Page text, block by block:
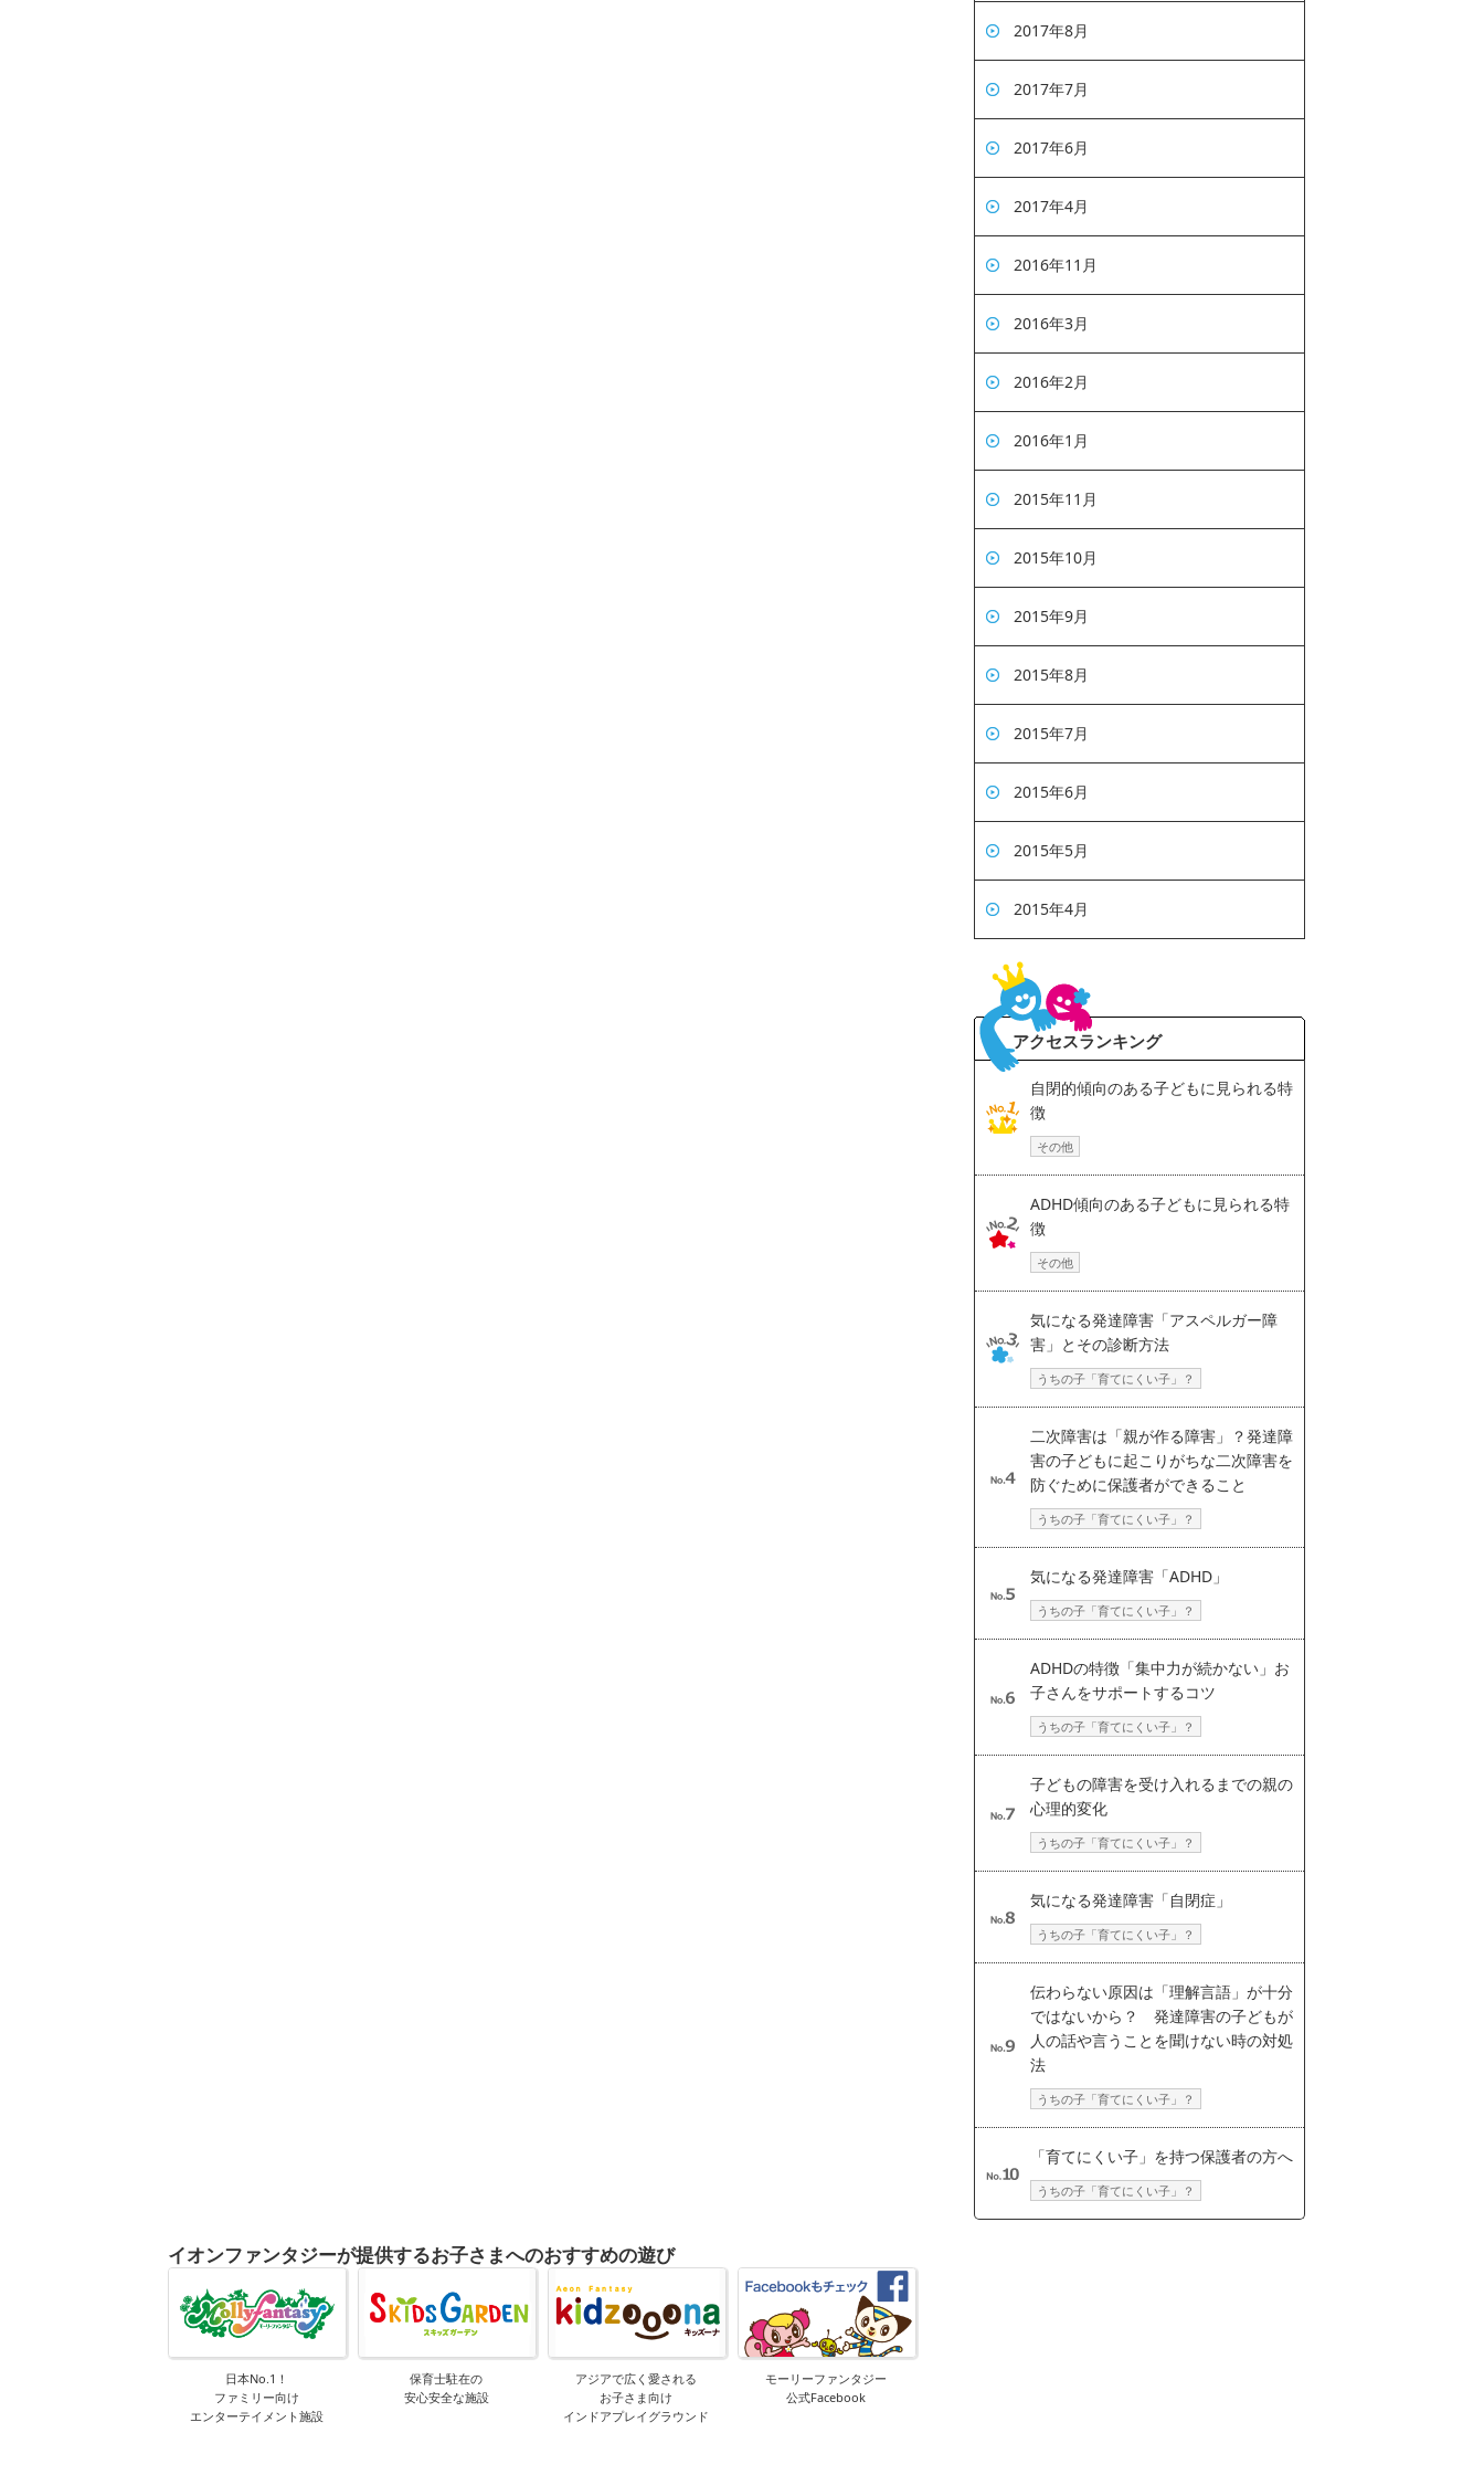
2017年8月
2017年7月
2017年6月
2017年4月
2016年11月
2016年3月
2016年2月
2016年1月
2015年11月
2015年10月
2015年9月
2015年8月
2015年7月
2015年6月
2015年5月
2015年4月
アクセスランキング
自閉的傾向のある子どもに見られる特
徴
その他
ADHD傾向のある子どもに見られる特
徴
その他
気になる発達障害「アスペルガー障
害」とその診断方法
うちの子「育てにくい子」？
二次障害は「親が作る障害」？発達障
害の子どもに起こりがちな二次障害を
防ぐために保護者ができること
うちの子「育てにくい子」？
気になる発達障害「ADHD」
うちの子「育てにくい子」？
ADHDの特徴「集中力が続かない」お
子さんをサポートするコツ
うちの子「育てにくい子」？
子どもの障害を受け入れるまでの親の
心理的変化
うちの子「育てにくい子」？
気になる発達障害「自閉症」
うちの子「育てにくい子」？
伝わらない原因は「理解言語」が十分
ではないから？ 発達障害の子どもが
人の話や言うことを聞けない時の対処
法
うちの子「育てにくい子」？
「育てにくい子」を持つ保護者の方へ
うちの子「育てにくい子」？
イオンファンタジーが提供するお子さまへのおすすめの遊び
日本No.1！
ファミリー向け
エンターテイメント施設
保育士駐在の
安心安全な施設
アジアで広く愛される
お子さま向け
インドアプレイグラウンド
モーリーファンタジー
公式Facebook